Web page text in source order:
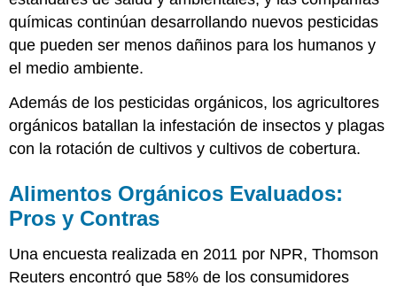
químicas continúan desarrollando nuevos pesticidas
que pueden ser menos dañinos para los humanos y
el medio ambiente.
Además de los pesticidas orgánicos, los agricultores
orgánicos batallan la infestación de insectos y plagas
con la rotación de cultivos y cultivos de cobertura.
Alimentos Orgánicos Evaluados:
Pros y Contras
Una encuesta realizada en 2011 por NPR, Thomson
Reuters encontró que 58% de los consumidores